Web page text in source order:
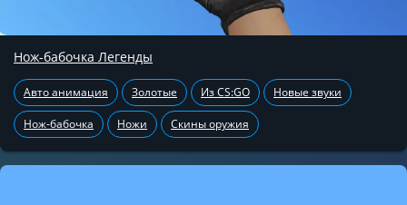
Нож-бабочка Легенды
Авто анимация Золотые Из CS:GO Новые звуки
Нож-бабочка Ножи Скины оружия